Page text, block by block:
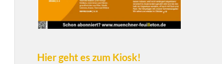
Hier geht es zum Kiosk!